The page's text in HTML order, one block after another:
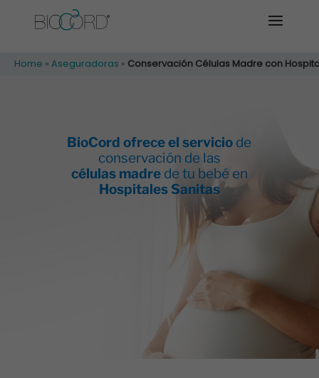
Home » Aseguradoras » Conservación Células Madre con
BioCord ofrece el servicio de
conservación de las
células madrede tu bebé en
Hospitales Sanitas